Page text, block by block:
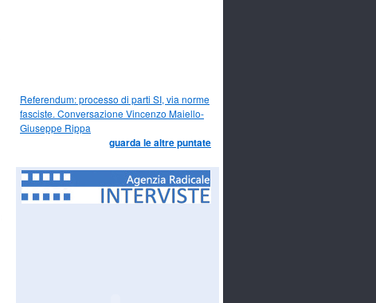
Referendum: processo di parti SI, via norme
fasciste. Conversazione Vincenzo Maiello-
Giuseppe Rippa
guarda le altre puntate